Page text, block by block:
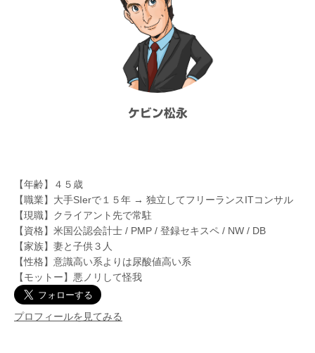
ケビン松永
【年齢】４５歳
【職業】大手SIerで１５年 → 独立してフリーランスITコンサル
【現職】クライアント先で常駐
【資格】米国公認会計士 / PMP / 登録セキスペ / NW / DB
【家族】妻と子供３人
【性格】意識高い系よりは尿酸値高い系
【モットー】悪ノリして怪我
プロフィールを見てみる